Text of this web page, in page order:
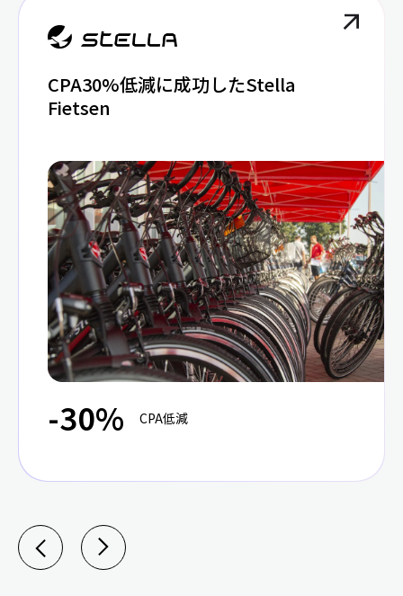
CPA30%低減に成功したStella
Fietsen
-30% CPA低減